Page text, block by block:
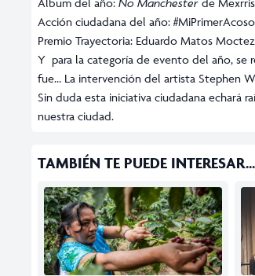
Álbum del año: No Manchester de
Acción ciudadana del año: #MiPrimerAcoso
Premio Trayectoria: Eduardo Matos
Y para la categoría de evento del año, se
fue… La intervención del artista Stephen
Sin duda esta iniciativa ciudadana echará
nuestra ciudad.
TAMBIÉN TE PUEDE INTERESAR...